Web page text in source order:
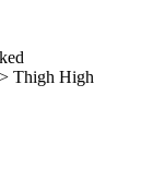
Thigh High